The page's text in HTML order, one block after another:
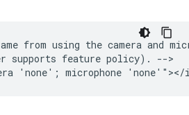
from using the camera and
supports feature policy). -->